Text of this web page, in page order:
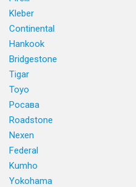
Kleber
Continental
Hankook
Bridgestone
Tigar
Toyo
Росава
Roadstone
Nexen
Federal
Kumho
Yokohama